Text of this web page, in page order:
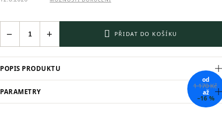
od
1 170 Kč
až
–16 %
+
− PŘIDAT DO KOŠÍKU
POPIS PRODUKTU
PARAMETRY